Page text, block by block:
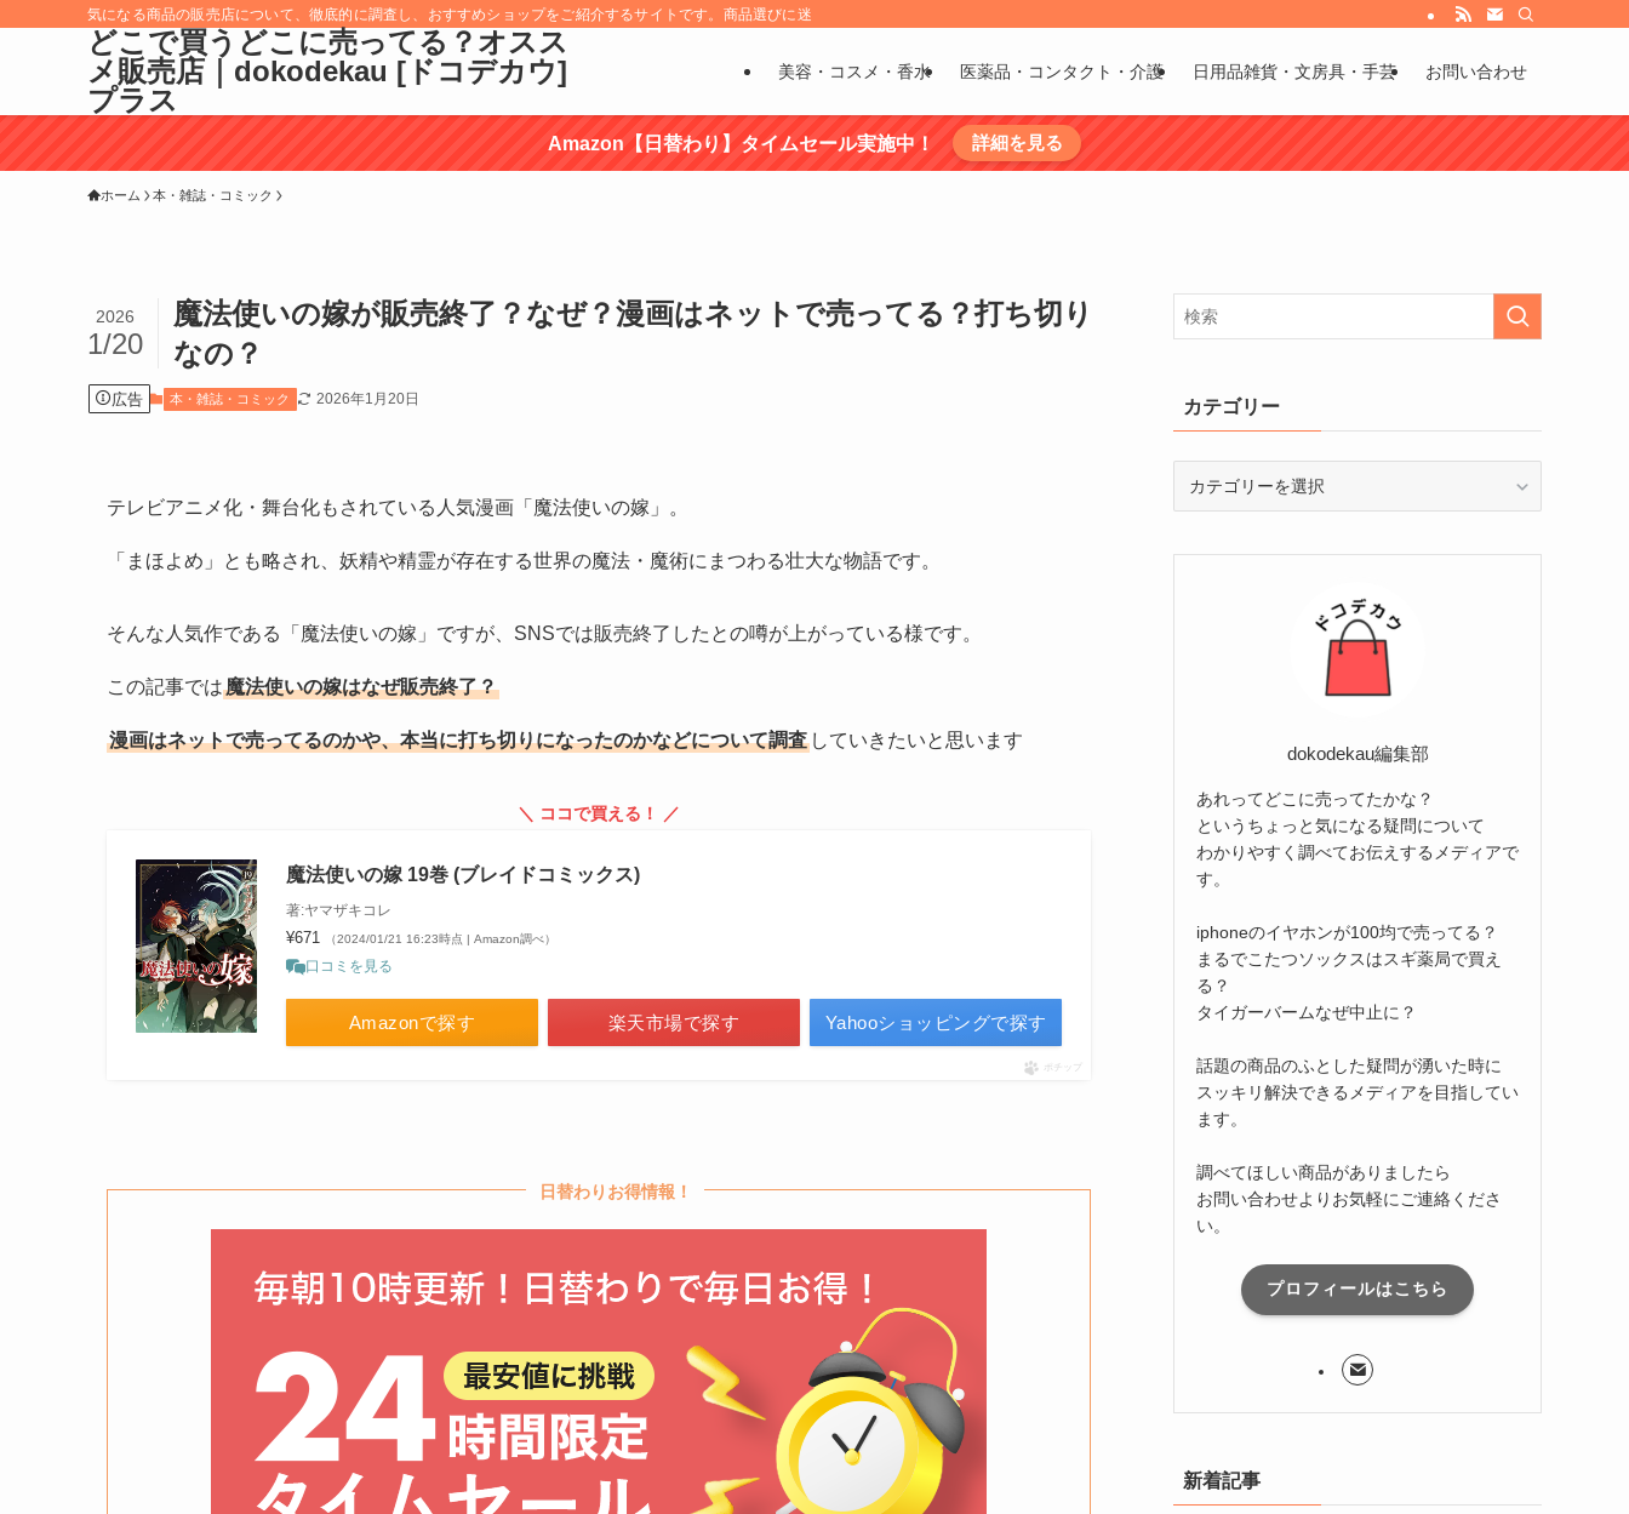
気になる商品の販売店について、徹底的に調査し、おすすめショップをご紹介するサイトです。商品選びに迷うものについては、商品の特徴を調べ選び方などもお伝えしています。
どこで買うどこに売ってる？オスス
メ販売店｜dokodekau [ドコデカウ]
プラス
美容・コスメ・香水 医薬品・コンタクト・介護 日用品雑貨・文房具・手芸 お問い合わせ
Amazon【日替わり】タイムセール実施中！ 詳細を見る
ホーム 本・雑誌・コミック
魔法使いの嫁が販売終了？なぜ？漫画はネットで売ってる？打ち切り
なの？
2026
1/20
広告 本・雑誌・コミック 2026年1月20日
テレビアニメ化・舞台化もされている人気漫画「魔法使いの嫁」。
「まほよめ」とも略され、妖精や精霊が存在する世界の魔法・魔術にまつわる壮大な物語です。
そんな人気作である「魔法使いの嫁」ですが、SNSでは販売終了したとの噂が上がっている様です。
この記事では魔法使いの嫁はなぜ販売終了？
漫画はネットで売ってるのかや、本当に打ち切りになったのかなどについて調査 していきたいと思います
＼ ココで買える！ ／
魔法使いの嫁 19巻 (ブレイドコミックス)
著:ヤマザキコレ
¥671 （2024/01/21 16:23時点 | Amazon調べ）
口コミを見る
Amazonで探す 楽天市場で探す Yahooショッピングで探す
ポチップ
日替わりお得情報！
カテゴリー
リ
dokodekau編集部
あれってどこに売ってたかな？
というちょっと気になる疑問について
わかりやすく調べてお伝えするメディアで
す。
iphoneのイヤホンが100均で売ってる？
まるでこたつソックスはスギ薬局で買え
る？
タイガーバームなぜ中止に？
話題の商品のふとした疑問が湧いた時に
スッキリ解決できるメディアを目指してい
ます。
調べてほしい商品がありましたら
お問い合わせよりお気軽にご連絡くださ
い。
プロフィールはこちら
新着記事